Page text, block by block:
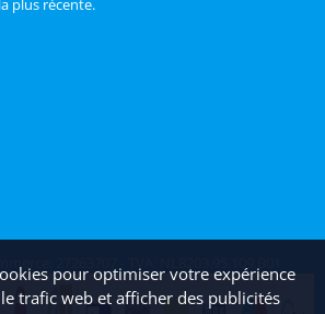
plus récente.
27263707 - TVA: NL8203.95.109.B01
pour optimiser votre expérience
trafic web et afficher des publicités